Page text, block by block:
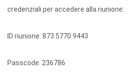
credenziali per accedere alla riunione:
ID riunione: 873 5770 9443
Passcode: 236786